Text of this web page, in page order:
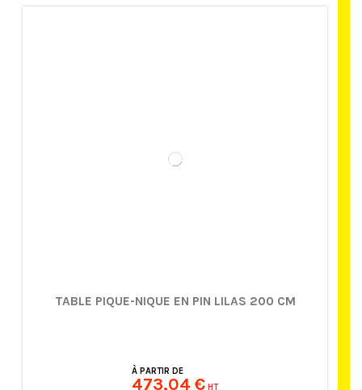
TABLE PIQUE-NIQUE EN PIN LILAS 200 CM
À PARTIR DE
473,04 € HT